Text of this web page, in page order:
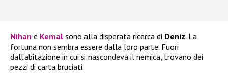
Nihan e Kemal sono alla disperata ricerca di Deniz. La
fortuna non sembra essere dalla loro parte. Fuori
dall’abitazione in cui si nascondeva il nemica, trovano dei
pezzi di carta bruciati.